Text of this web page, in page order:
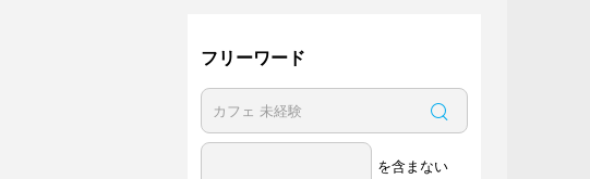
フリーワード
を含まない